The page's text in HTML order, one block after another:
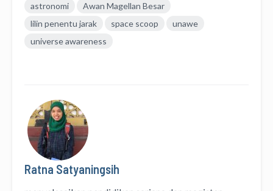
astronomi
Awan Magellan Besar
lilin penentu jarak
space scoop
unawe
universe awareness
Ratna Satyaningsih